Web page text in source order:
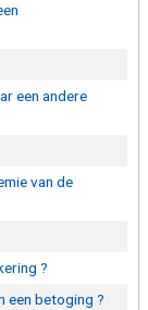
een andere
van de
?
een betoging ?